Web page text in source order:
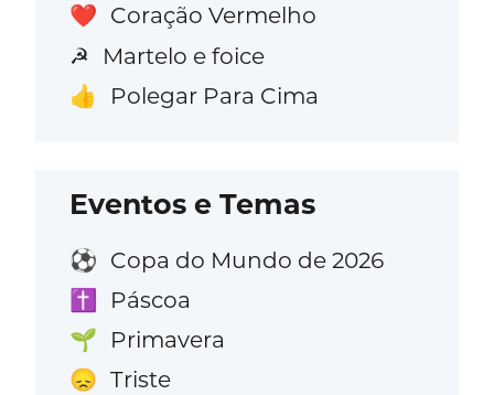
❤️ Coração Vermelho
☭ Martelo e foice
👍 Polegar Para Cima
Eventos e Temas
⚽ Copa do Mundo de 2026
✝️ Páscoa
🌱 Primavera
😞 Triste